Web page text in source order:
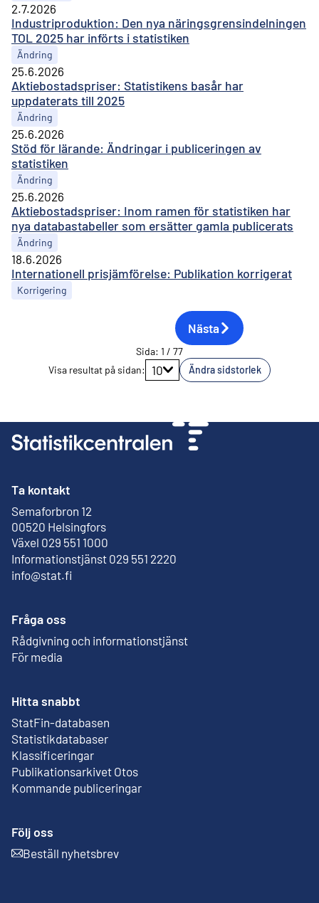
Industriproduktion: Den nya näringsgrensindelningen
TOL 2025 har införts i statistiken
2.7.2026
Ändring
Aktiebostadspriser: Statistikens basår har
uppdaterats till 2025
25.6.2026
Ändring
Stöd för lärande: Ändringar i publiceringen av
statistiken
25.6.2026
Ändring
Aktiebostadspriser: Inom ramen för statistiken har
nya databastabeller som ersätter gamla publicerats
25.6.2026
Ändring
Internationell prisjämförelse: Publikation korrigerat
18.6.2026
Korrigering
Gå till sidan
Nästa
Sida: 1 / 77
Visa resultat på sidan: 10 Ändra sidstorlek
Ta kontakt
Semaforbron 12
00520 Helsingfors
Extern länk
Växel 029 551 1000
Informationstjänst 029 551 2220
info@stat.fi
Fråga oss
Rådgivning och informationstjänst
För media
Hitta snabbt
StatFin-databasen
Extern länk
Statistikdatabaser
Klassificeringar
Publikationsarkivet Otos
Extern länk
Kommande publiceringar
Följ oss
Beställ nyhetsbrev
Extern länk